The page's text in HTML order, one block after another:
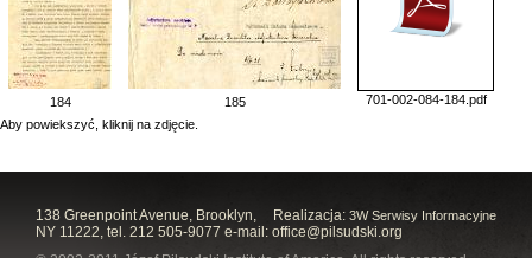
184 185
701-002-084-184.pdf
Aby powiekszyć, kliknij na zdjęcie.
Realizacja: 3W Serwisy Informacyjne
138 Greenpoint Avenue, Brooklyn,
NY 11222, tel. 212 505-9077 e-mail: office@pilsudski.org